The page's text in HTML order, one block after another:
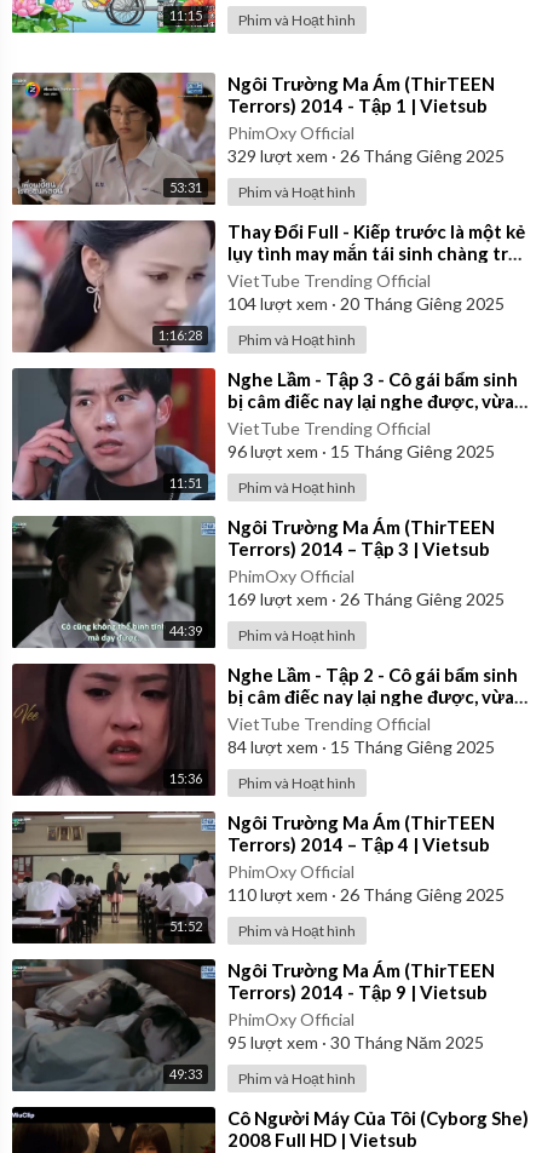
11:15 Phim và Hoạt hình
53:31
⁣Ngôi Trường Ma Ám (ThirTEEN
Terrors) 2014 - Tập 1 | Vietsub
PhimOxy Official
329 lượt xem · 26 Tháng Giêng 2025
Phim và Hoạt hình
1:16:28
⁣Thay Đổi Full - Kiếp trước là một kẻ
lụy tình may mắn tái sinh chàng trai
quyết thay đổi số phận
VietTube Trending Official
104lượt xem · 20 Tháng Giêng 2025
Phim và Hoạt hình
11:51
⁣Nghe Lầm - Tập 3 - Cô gái bẩm sinh
bị câm điếc nay lại nghe được, vừa
hay biết được bí mật động trời
VietTube Trending Official
96lượt xem · 15 Tháng Giêng 2025
Phim và Hoạt hình
44:39
⁣Ngôi Trường Ma Ám (ThirTEEN
Terrors) 2014 – Tập 3 | Vietsub
PhimOxy Official
169 lượt xem · 26 Tháng Giêng 2025
Phim và Hoạt hình
15:36
⁣Nghe Lầm - Tập 2 - Cô gái bẩm sinh
bị câm điếc nay lại nghe được, vừa
hay biết được bí mật động trời
VietTube Trending Official
84lượt xem · 15 Tháng Giêng 2025
Phim và Hoạt hình
51:52
⁣Ngôi Trường Ma Ám (ThirTEEN
Terrors) 2014 – Tập 4 | Vietsub
PhimOxy Official
110lượt xem · 26 Tháng Giêng 2025
Phim và Hoạt hình
49:33
⁣Ngôi Trường Ma Ám (ThirTEEN
Terrors) 2014 - Tập 9 | Vietsub
PhimOxy Official
95 lượt xem · 30 Tháng Năm 2025
Phim và Hoạt hình
⁣Cô Người Máy Của Tôi (Cyborg She)
2008 Full HD | Vietsub